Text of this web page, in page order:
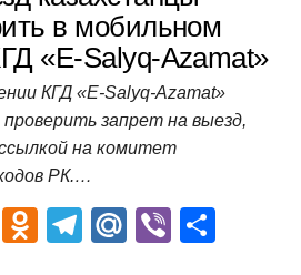
в мобильном
«Е-Salyq-Azamat»
КГД «Е-Salyq-Azamat»
запрет на выезд,
на комитет
РК.…
V
O
T
M
Vi